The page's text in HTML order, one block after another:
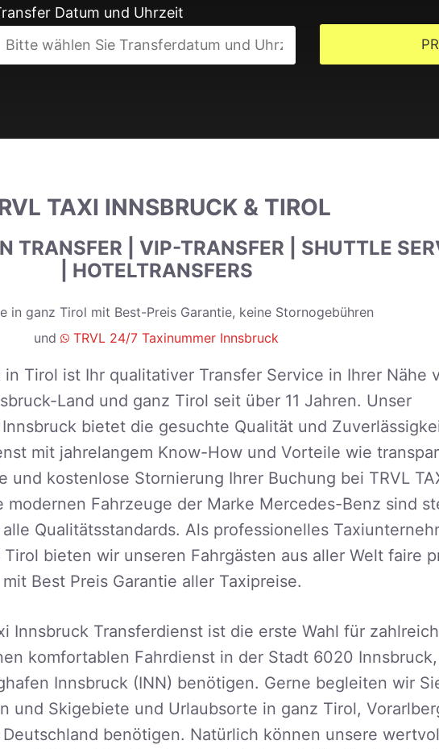
Datum und Uhrzeit
TAXI INNSBRUCK & TIROL
TRANSFER | VIP-TRANSFER | SHUTTLE
| HOTELTRANSFERS
in ganz Tirol mit Best-Preis Garantie, keine Stornogebühren
und
TRVL 24/7 Taxinummer Innsbruck
in Tirol ist Ihr qualitativer Transfer Service in Ihrer Nähe
Land und ganz Tirol seit über 11 Jahren. Unser
bietet die gesuchte Qualität und
mit jahrelangem Know-How und Vorteile wie
und kostenlose Stornierung Ihrer Buchung bei TRVL
modernen Fahrzeuge der Marke Mercedes-Benz sind
Qualitätsstandards. Als professionelles
bieten wir unseren Fahrgästen aus aller Welt faire
mit Best Preis Garantie aller Taxipreise.
Innsbruck Transferdienst ist die erste Wahl für
komfortablen Fahrdienst in der Stadt 6020 Innsbruck,
Innsbruck (INN) benötigen. Gerne begleiten wir
und Skigebiete und Urlaubsorte in ganz Tirol,
benötigen. Natürlich können unsere